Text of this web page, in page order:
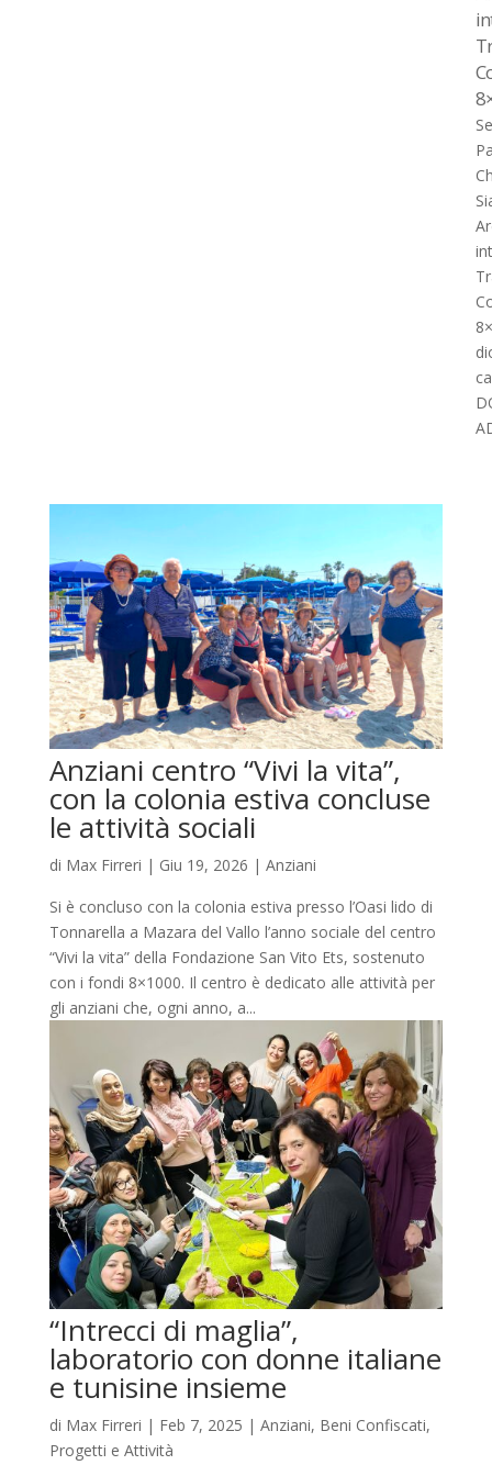
Anziani centro “Vivi la vita”,
con la colonia estiva concluse
le attività sociali
di Max Firreri | Giu 19, 2026 | Anziani
Si è concluso con la colonia estiva presso l’Oasi lido di
Tonnarella a Mazara del Vallo l’anno sociale del centro
“Vivi la vita” della Fondazione San Vito Ets, sostenuto
con i fondi 8×1000. Il centro è dedicato alle attività per
gli anziani che, ogni anno, a...
“Intrecci di maglia”,
laboratorio con donne italiane
e tunisine insieme
di Max Firreri | Feb 7, 2025 | Anziani, Beni Confiscati,
Progetti e Attività